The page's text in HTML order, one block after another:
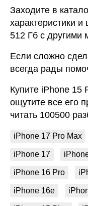
Заходите в
характеристики
512 Гб с другими
Если сложно
всегда рады
Купите iPhone 15
ощутите все его
читать 100500
iPhone 17 Pro Max
iPhone 17
iPhone 16 Pro
iPhone 16e